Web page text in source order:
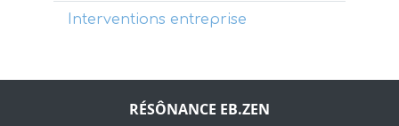
Interventions entreprise
RÉSÔNANCE EB.ZEN